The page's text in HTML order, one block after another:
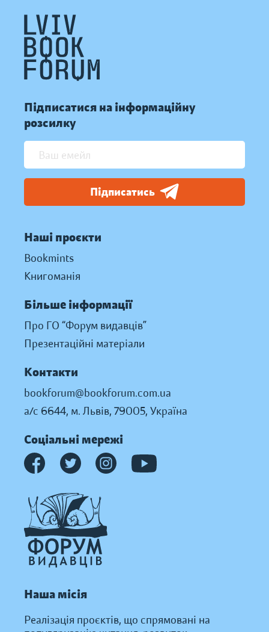
Підписатися на інформаційну
розсилку
Підписатись
Наші проєкти
Bookmints
Книгоманія
Більше інформації
Про ГО “Форум видавців”
Презентаційні матеріали
Контакти
bookforum@bookforum.com.ua
а/с 6644, м. Львів, 79005, Україна
Соціальні мережі
Наша місія
Реалізація проєктів, що спрямовані на